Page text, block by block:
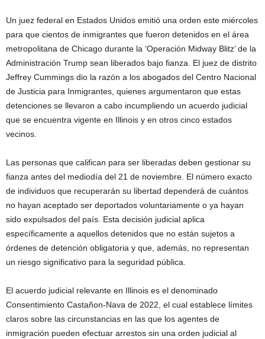
Un juez federal en Estados Unidos emitió una orden este miércoles
para que cientos de inmigrantes que fueron detenidos en el área
metropolitana de Chicago durante la ‘Operación Midway Blitz’ de la
Administración Trump sean liberados bajo fianza. El juez de distrito
Jeffrey Cummings dio la razón a los abogados del Centro Nacional
de Justicia para Inmigrantes, quienes argumentaron que estas
detenciones se llevaron a cabo incumpliendo un acuerdo judicial
que se encuentra vigente en Illinois y en otros cinco estados
vecinos.
Las personas que califican para ser liberadas deben gestionar su
fianza antes del mediodía del 21 de noviembre. El número exacto
de individuos que recuperarán su libertad dependerá de cuántos
no hayan aceptado ser deportados voluntariamente o ya hayan
sido expulsados del país. Esta decisión judicial aplica
específicamente a aquellos detenidos que no están sujetos a
órdenes de detención obligatoria y que, además, no representan
un riesgo significativo para la seguridad pública.
El acuerdo judicial relevante en Illinois es el denominado
Consentimiento Castañon-Nava de 2022, el cual establece límites
claros sobre las circunstancias en las que los agentes de
inmigración pueden efectuar arrestos sin una orden judicial al